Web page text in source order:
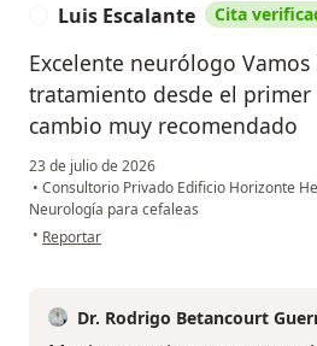
Luis Escalante Cita
Excelente neurólogo
tratamiento desde el primer
cambio muy recomendado
23 de julio de 2026
• Consultorio Privado Edificio Horizonte
Neurología para cefaleas
• en opinión del usuario Luis Escalante
Reportar
Dr. Rodrigo Betancourt